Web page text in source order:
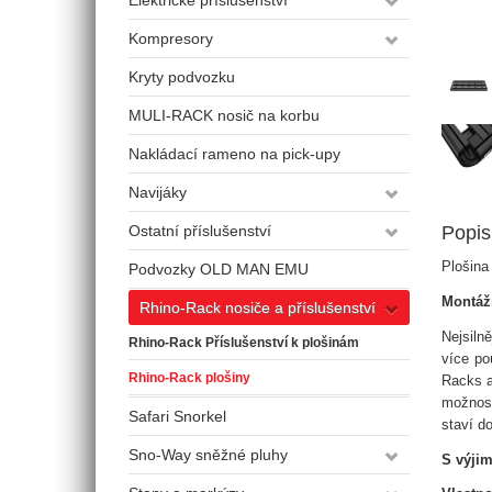
Kompresory
Kryty podvozku
MULI-RACK nosič na korbu
Nakládací rameno na pick-upy
Navijáky
Ostatní příslušenství
Podvozky OLD MAN EMU
Rhino-Rack nosiče a příslušenství
Rhino-Rack Příslušenství k plošinám
Rhino-Rack plošiny
Safari Snorkel
Sno-Way sněžné pluhy
Popis
více
Racks
staví
S